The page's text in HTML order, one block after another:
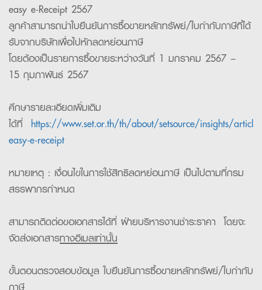
easy e-Receipt 2567
ลูกค้าสามารถนำใบยืนยันการซื้อขายหลักทรัพย์/ใบกำกับภาษีที่ได้
รับจากบริษัทเพื่อไปหักลดหย่อนภาษี
โดยต้องเป็นรายการซื้อขายระหว่างวันที่ 1 มกราคม 2567 –
15 กุมภาพันธ์ 2567
ศึกษารายละเอียดเพิ่มเติม
ได้ที่ https://www.set.or.th/th/about/setsource/insights/
easy-e-receipt
หมายเหตุ : เงื่อนไขในการใช้สิทธิลดหย่อนภาษี เป็นไปตามที่กรม
สรรพากรกำหนด
สามารถติดต่อขอเอกสารได้ที่ ฝ่ายบริหารงานชำระราคา โดยจะ
จัดส่งเอกสารทางอีเมลเท่านั้น
ขั้นตอนตรวจสอบข้อมูลใบยืนยันการซื้อขายหลักทรัพย์/ใบกำกับ